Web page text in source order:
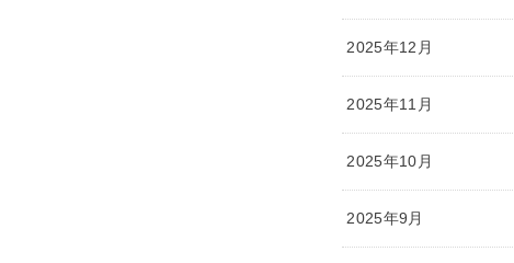
2025年12月
2025年11月
2025年10月
2025年9月